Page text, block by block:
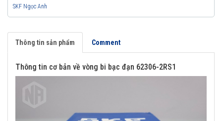
SKF Ngọc Anh
Thông tin sản phẩm Comment
Thông tin cơ bản về vòng bi bạc đạn 62306-2RS1